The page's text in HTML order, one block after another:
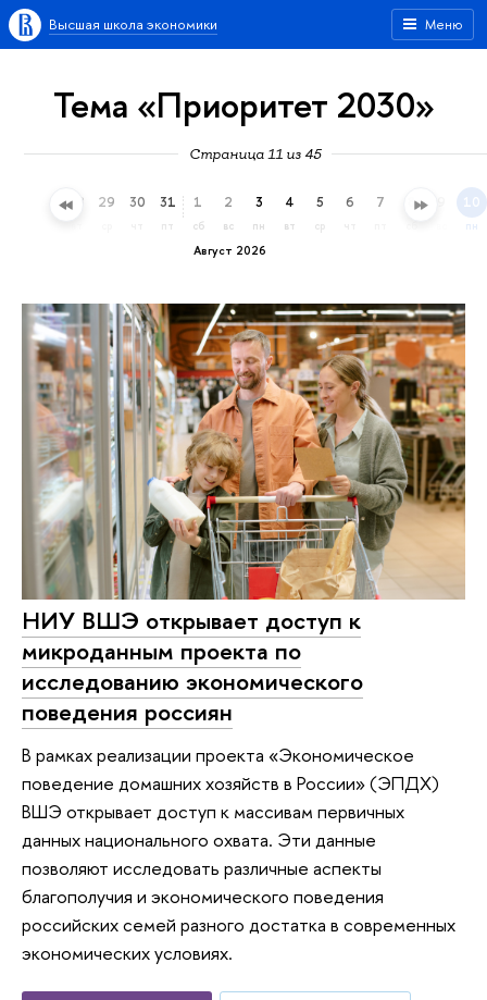
Меню
Высшая школа экономики
Тема «Приоритет 2030»
Страница 11 из 45
28 29 30 31
пт
Август 2026
1
сб
2
вс
3
пн
4
вт
5
ср
6 7 8 10
пн
НИУ ВШЭ открывает доступ к
микроданным проекта по
исследованию экономического
поведения россиян
В рамках реализации проекта «Экономическое
поведение домашних хозяйств в России» (ЭПДХ)
ВШЭ открывает доступ к массивам первичных
данных национального охвата. Эти данные
позволяют исследовать различные аспекты
благополучия и экономического поведения
российских семей разного достатка в современных
экономических условиях.